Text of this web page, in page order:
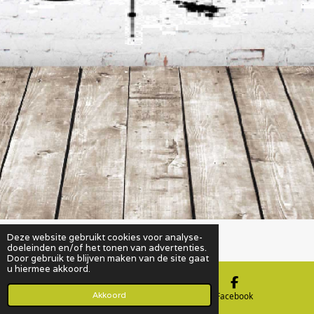
Deze website gebruikt cookies voor analyse-
doeleinden en/of het tonen van advertenties.
Door gebruik te blijven maken van de site gaat
u hiermee akkoord.
Akkoord
Powered byJouwWeb
E-mailadres Facebook